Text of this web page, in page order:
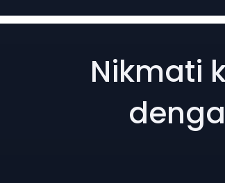
Nikmati